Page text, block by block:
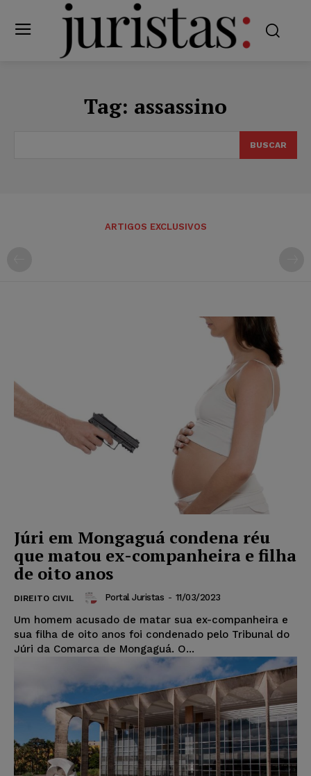
Tag: assassino
BUSCAR
ARTIGOS EXCLUSIVOS
Júri em Mongaguá condena réu
que matou ex-companheira e filha
de oito anos
DIREITO CIVIL Portal Juristas - 11/03/2023
Um homem acusado de matar sua ex-companheira e
sua filha de oito anos foi condenado pelo Tribunal do
Júri da Comarca de Mongaguá. O...